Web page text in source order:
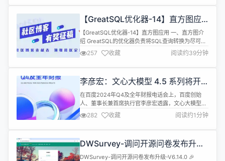
anchor tags滚动到错误位置的问题。（错误
过历史记录菜单恢复关闭的...
【GreatSQL优化器-14】直方图应
用
【GreatSQL优化器-14】直方图应用 一、直方图介
绍 GreatSQL的优化器负责将SQL查询转换为尽可能
高效的执行计划，但因为数据环境不断变化有可能导
致优化器对查询数据了解不够充足，可能无法生成最
优的执行计划进而影响查询效率，因此推出了直方图
段值的分布情况，向优化器提供统计信息。利用直方
图，可...
257 收藏 阅读约39分钟
李彦宏：文心大模型 4.5 系列将开
源，是最强大的文心大模
在百度2024年Q4及全年财报电话会上，百度创始
人、董事长兼首席执行官李彦宏透露，文心大模型
4.5将开源，4.5将是百度有史以来最强大的大模型，
“希望客户和用户能比之前更方便地体验这款模型”。
他表示，开源4.5系列的决策源自于对技术领先地位
用，并在更多场景中扩大其影响力，“但我想强调的
是，无论开源闭源，基础模型...
282 收藏 阅读约1分钟
DWSurvey-调问开源问卷发布升级-
V6.14.0
DWSurvey-调问开源问卷发布升级-V6.14.0 🎉